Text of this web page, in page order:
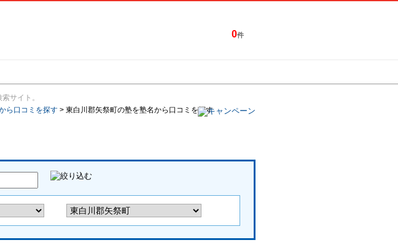
0件
サイト。
ら口コミを探す > 東白川郡矢祭町の塾を塾名から口コミを探す